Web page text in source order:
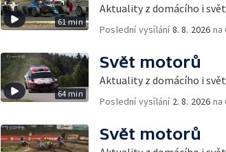
61 min
Aktuality z domácího i
Poslední vysílání8. 8. 2026 na
64 min
Svět motorů
Aktuality z domácího i
Poslední vysílání 2. 8. 2026 na
Svět motorů